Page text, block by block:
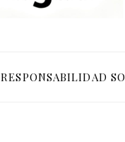
RESPONSABILIDAD